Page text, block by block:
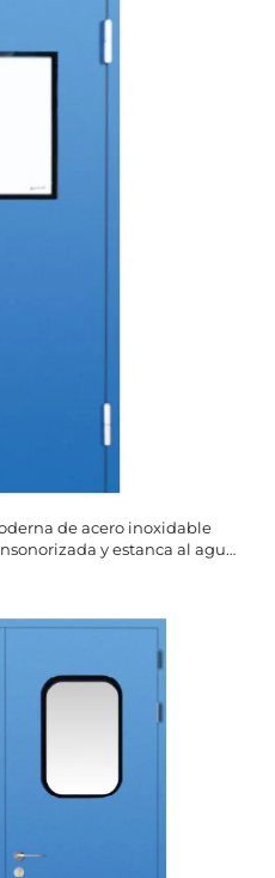
de acero inoxidable
y estanca al agua,